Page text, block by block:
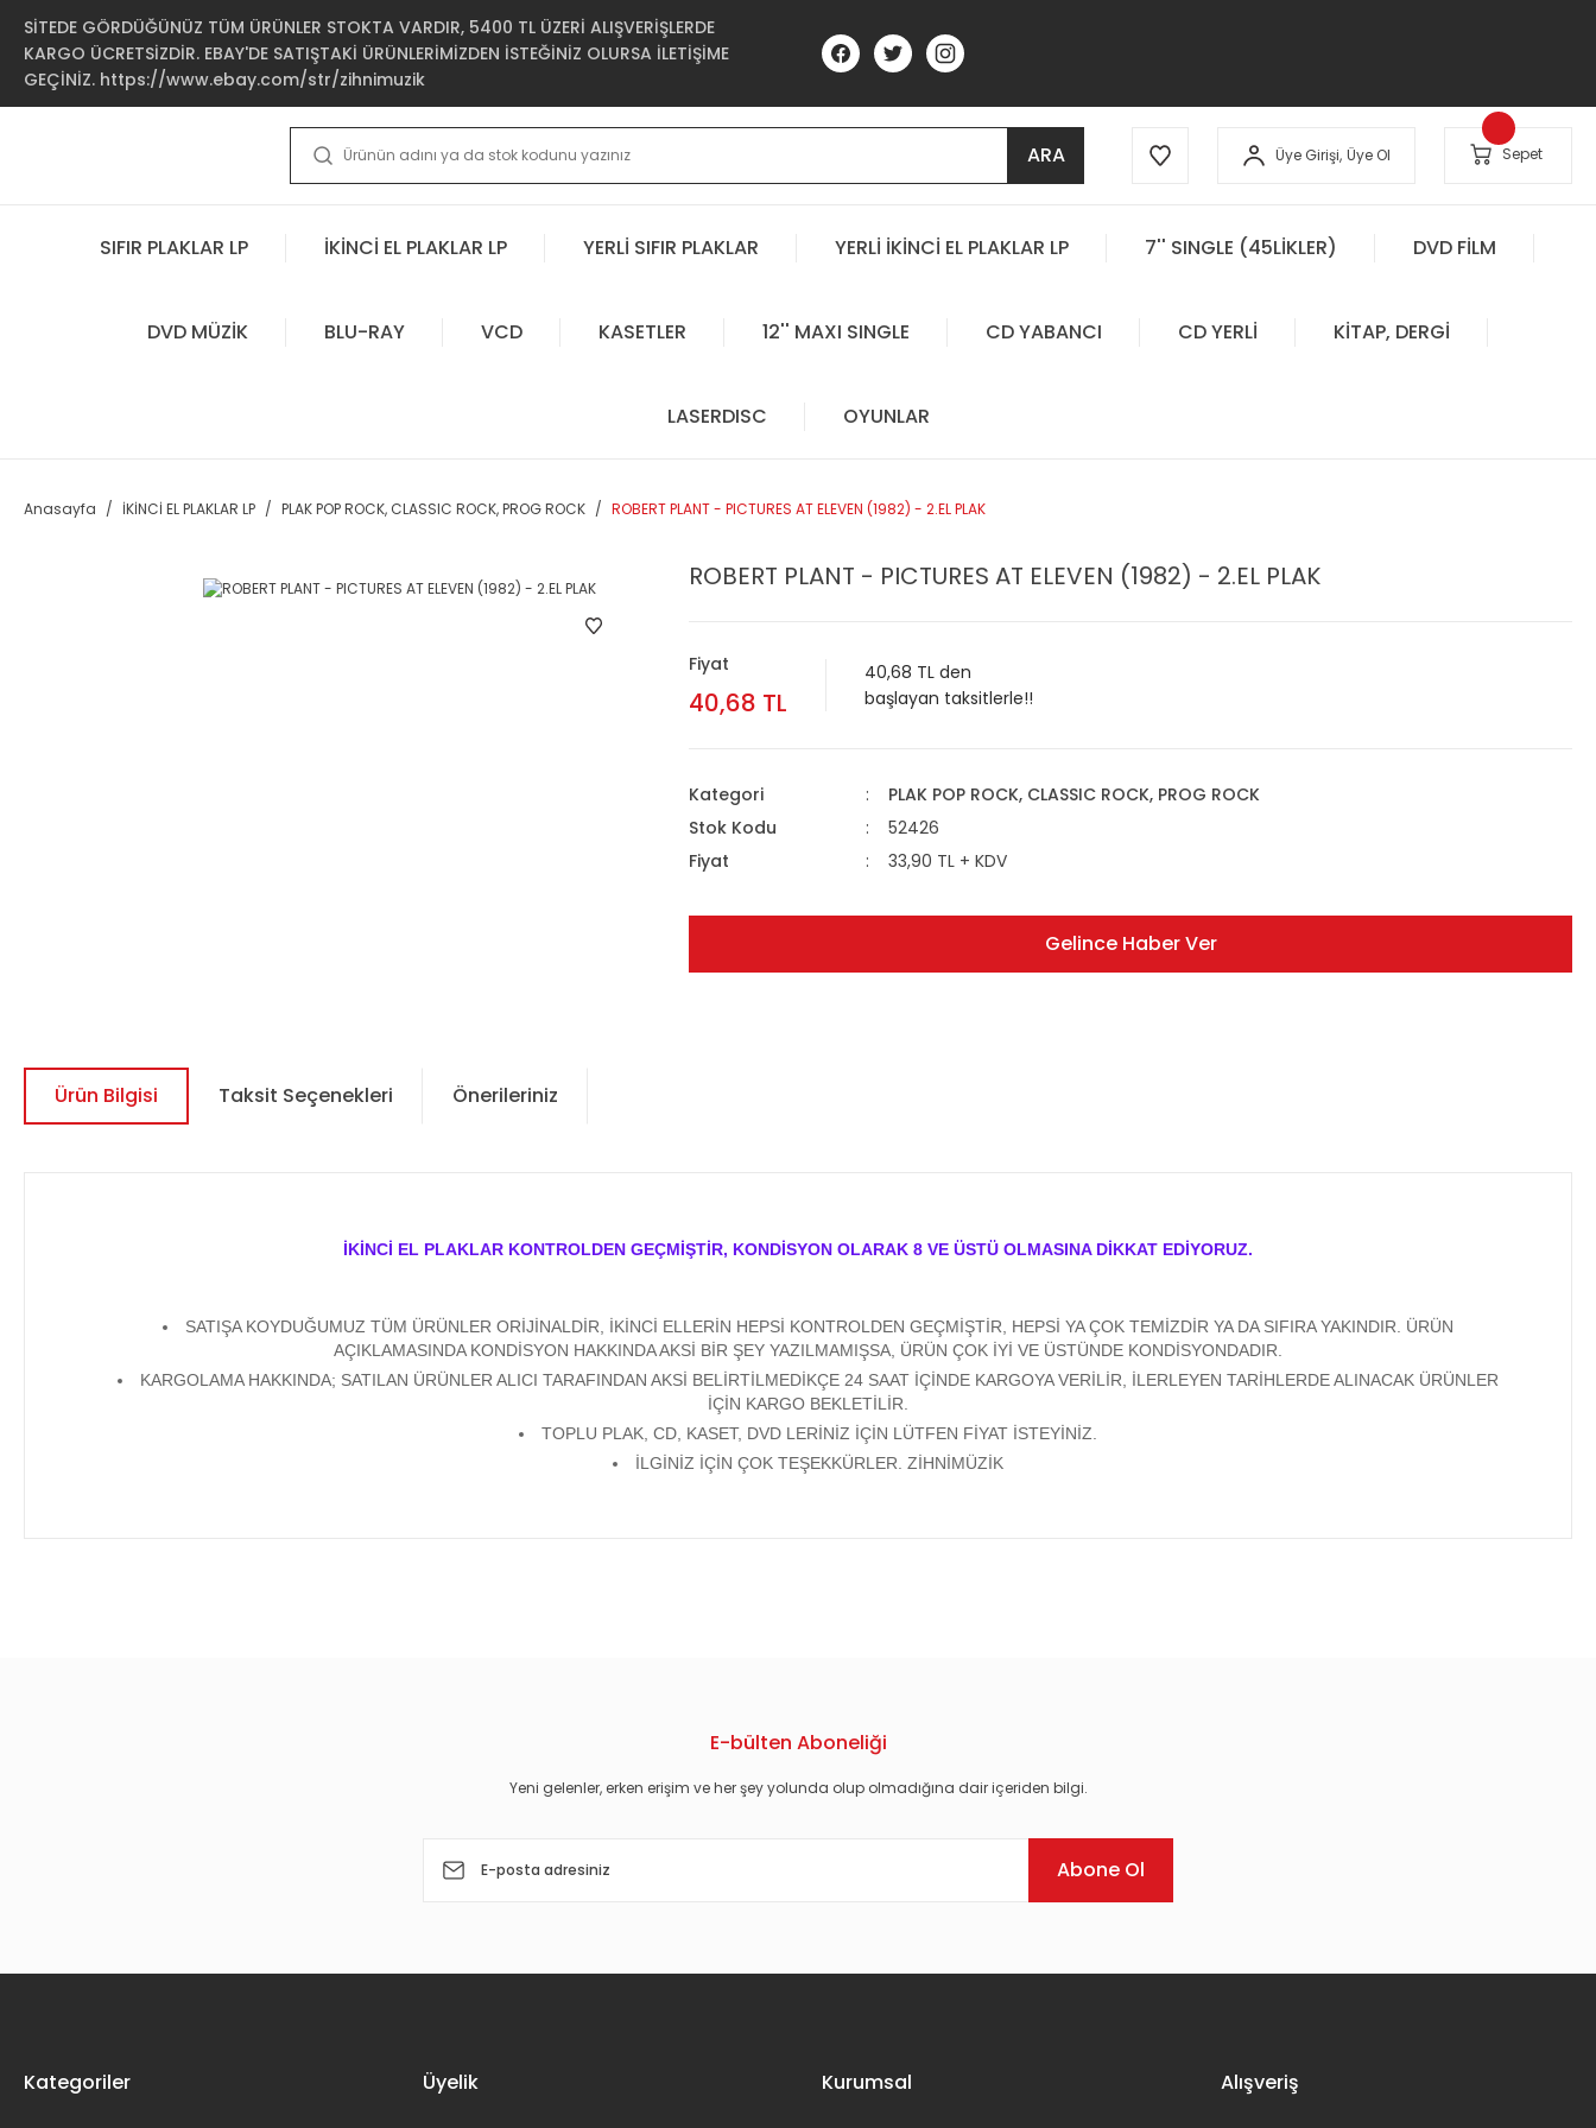
SİTEDE GÖRDÜĞÜNÜZ TÜM ÜRÜNLER STOKTA VARDIR, 5400 TL ÜZERİ ALIŞVERİŞLERDE
KARGO ÜCRETSİZDİR. EBAY'DE SATIŞTAKİ ÜRÜNLERİMİZDEN İSTEĞİNİZ OLURSA İLETİŞİME
GEÇİNİZ. https://www.ebay.com/str/zihnimuzik
ARA Üye Girişi, Üye Ol Sepet
SIFIR PLAKLAR LP İKİNCİ EL PLAKLAR LP YERLİ SIFIR PLAKLAR YERLİ İKİNCİ EL PLAKLAR LP 7'' SINGLE (45LİKLER) DVD FİLM
DVD MÜZİK BLU-RAY VCD KASETLER 12'' MAXI SINGLE CD YABANCI CD YERLİ KİTAP, DERGİ
LASERDISC OYUNLAR
Anasayfa İKİNCİ EL PLAKLAR LP PLAK POP ROCK, CLASSIC ROCK, PROG ROCK ROBERT PLANT - PICTURES AT ELEVEN (1982) - 2.EL PLAK
ROBERT PLANT - PICTURES AT ELEVEN (1982) - 2.EL PLAK
Fiyat
40,68 TL
40,68 TL den
başlayan taksitlerle!!
Kategori
PLAK POP ROCK, CLASSIC ROCK, PROG ROCK
Stok Kodu
52426
Fiyat
33,90 TL + KDV
Gelince Haber Ver
Ürün Bilgisi Taksit Seçenekleri Önerileriniz
İKİNCİ EL PLAKLAR KONTROLDEN GEÇMİŞTİR, KONDİSYON OLARAK 8 VE ÜSTÜ OLMASINA DİKKAT EDİYORUZ.
SATIŞA KOYDUĞUMUZ TÜM ÜRÜNLER ORİJİNALDİR, İKİNCİ ELLERİN HEPSİ KONTROLDEN GEÇMİŞTİR, HEPSİ YA ÇOK TEMİZDİR YA DA SIFIRA YAKINDIR. ÜRÜN
AÇIKLAMASINDA KONDİSYON HAKKINDA AKSİ BİR ŞEY YAZILMAMIŞSA, ÜRÜN ÇOK İYİ VE ÜSTÜNDE KONDİSYONDADIR.
KARGOLAMA HAKKINDA; SATILAN ÜRÜNLER ALICI TARAFINDAN AKSİ BELİRTİLMEDİKÇE 24 SAAT İÇİNDE KARGOYA VERİLİR, İLERLEYEN TARİHLERDE ALINACAK ÜRÜNLER
İÇİN KARGO BEKLETİLİR.
TOPLU PLAK, CD, KASET, DVD LERİNİZ İÇİN LÜTFEN FİYAT İSTEYİNİZ.
İLGİNİZ İÇİN ÇOK TEŞEKKÜRLER. ZİHNİMÜZİK
E-bülten Aboneliği
Yeni gelenler, erken erişim ve her şey yolunda olup olmadığına dair içeriden bilgi.
Abone Ol
Kategoriler Üyelik Kurumsal Alışveriş